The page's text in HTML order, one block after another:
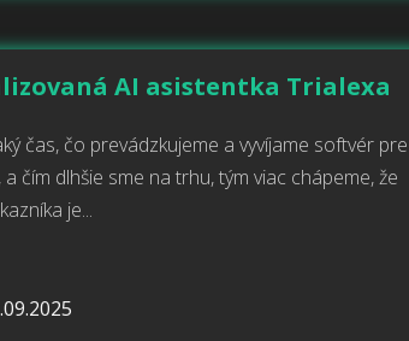
AI asistentka Trialexa
čas, čo prevádzkujeme a vyvíjame softvér pre
čím dlhšie sme na trhu, tým viac chápeme, že
je...